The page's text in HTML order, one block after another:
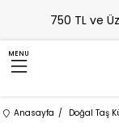
750 TL ve
MENU
Anasayfa Doğal Taş